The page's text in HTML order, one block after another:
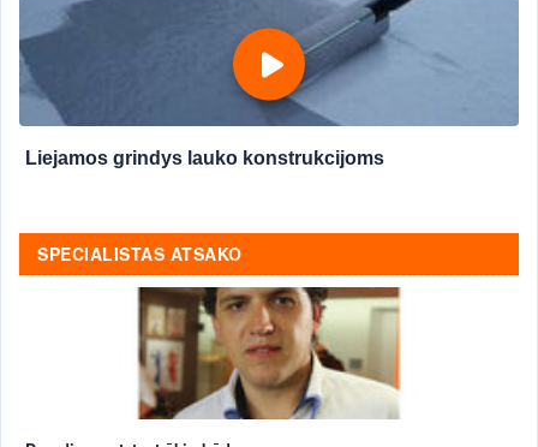
Liejamos grindys lauko konstrukcijoms
SPECIALISTAS ATSAKO